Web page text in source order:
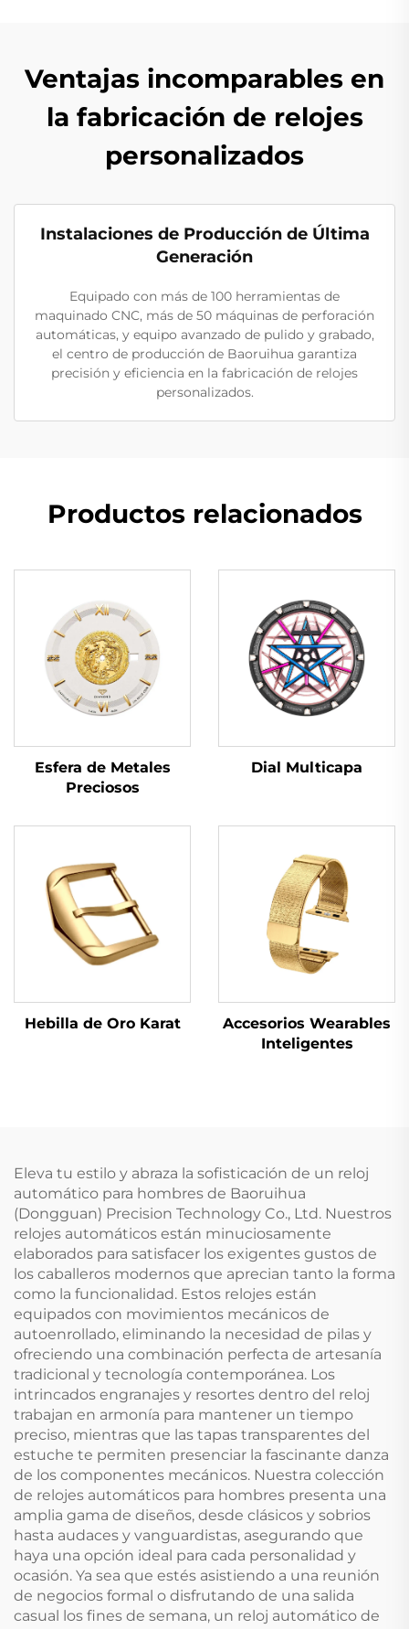
Ventajas incomparables en
la fabricación de relojes
personalizados
Instalaciones de Producción de Última
Generación
Equipado con más de 100 herramientas de
maquinado CNC, más de 50 máquinas de perforación
automáticas, y equipo avanzado de pulido y grabado,
el centro de producción de Baoruihua garantiza
precisión y eficiencia en la fabricación de relojes
personalizados.
Productos relacionados
Esfera de Metales
Preciosos
Dial Multicapa
Hebilla de Oro Karat
Accesorios Wearables
Inteligentes
Eleva tu estilo y abraza la sofisticación de un reloj
automático para hombres de Baoruihua
(Dongguan) Precision Technology Co., Ltd. Nuestros
relojes automáticos están minuciosamente
elaborados para satisfacer los exigentes gustos de
los caballeros modernos que aprecian tanto la forma
como la funcionalidad. Estos relojes están
equipados con movimientos mecánicos de
autoenrollado, eliminando la necesidad de pilas y
ofreciendo una combinación perfecta de artesanía
tradicional y tecnología contemporánea. Los
intrincados engranajes y resortes dentro del reloj
trabajan en armonía para mantener un tiempo
preciso, mientras que las tapas transparentes del
estuche te permiten presenciar la fascinante danza
de los componentes mecánicos. Nuestra colección
de relojes automáticos para hombres presenta una
amplia gama de diseños, desde clásicos y sobrios
hasta audaces y vanguardistas, asegurando que
haya una opción ideal para cada personalidad y
ocasión. Ya sea que estés asistiendo a una reunión
de negocios formal o disfrutando de una salida
casual los fines de semana, un reloj automático de